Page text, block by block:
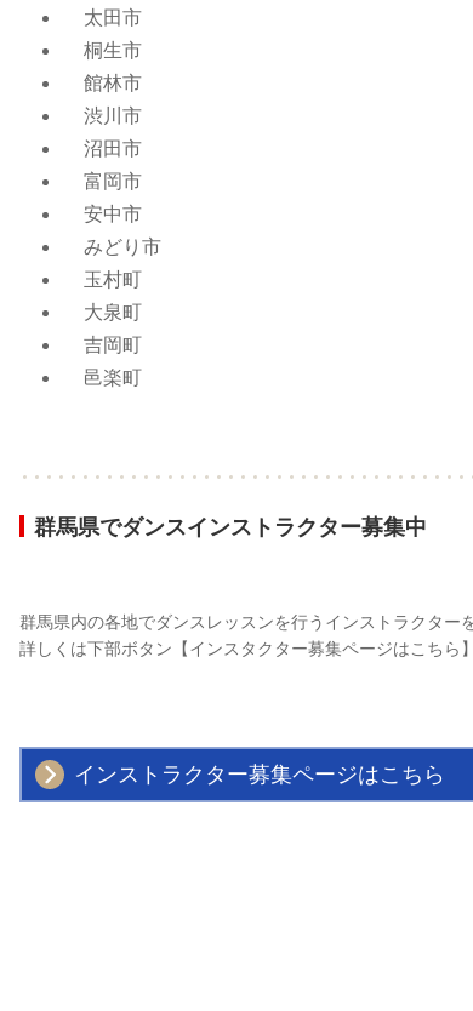
太田市
桐生市
館林市
渋川市
沼田市
富岡市
安中市
みどり市
玉村町
大泉町
吉岡町
邑楽町
群馬県でダンスインストラクター募集中
群馬県内の各地でダンスレッスンを行うインストラクター
詳しくは下部ボタン【インスタクター募集ページはこちら
インストラクター募集ページはこちら